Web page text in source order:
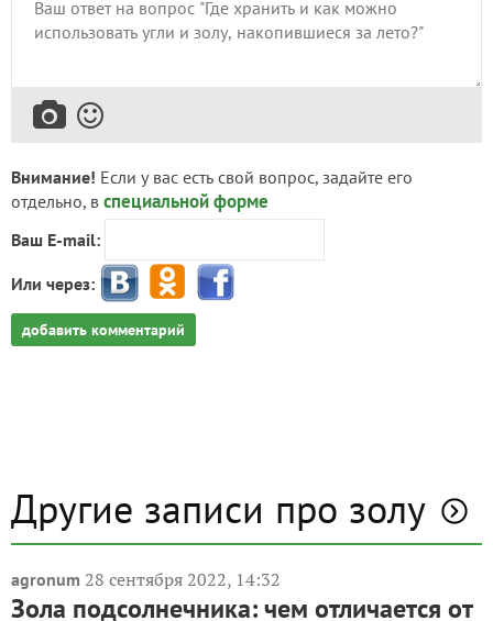
Внимание! Если у вас есть свой вопрос, задайте его
отдельно, в специальной форме
Ваш E-mail:
Или через:
добавить комментарий
Другие записи про золу
agronum 28 сентября 2022, 14:32
Зола подсолнечника: чем отличается от